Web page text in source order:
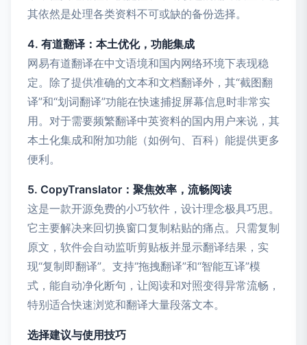
其依然是处理各类资料不可或缺的备份选择。
4. 有道翻译：本土优化，功能集成
网易有道翻译在中文语境和国内网络环境下表现稳
定。除了提供准确的文本和文档翻译外，其“截图翻
译”和“划词翻译”功能在快速捕捉屏幕信息时非常实
用。对于需要频繁翻译中英资料的国内用户来说，其
本土化集成和附加功能（如例句、百科）能提供更多
便利。
5. CopyTranslator：聚焦效率，流畅阅读
这是一款开源免费的小巧软件，设计理念极具巧思。
它主要解决来回切换窗口复制粘贴的痛点。只需复制
原文，软件会自动监听剪贴板并显示翻译结果，实
现“复制即翻译”。支持“拖拽翻译”和“智能互译”模
式，能自动净化断句，让阅读和对照变得异常流畅，
特别适合快速浏览和翻译大量段落文本。
选择建议与使用技巧